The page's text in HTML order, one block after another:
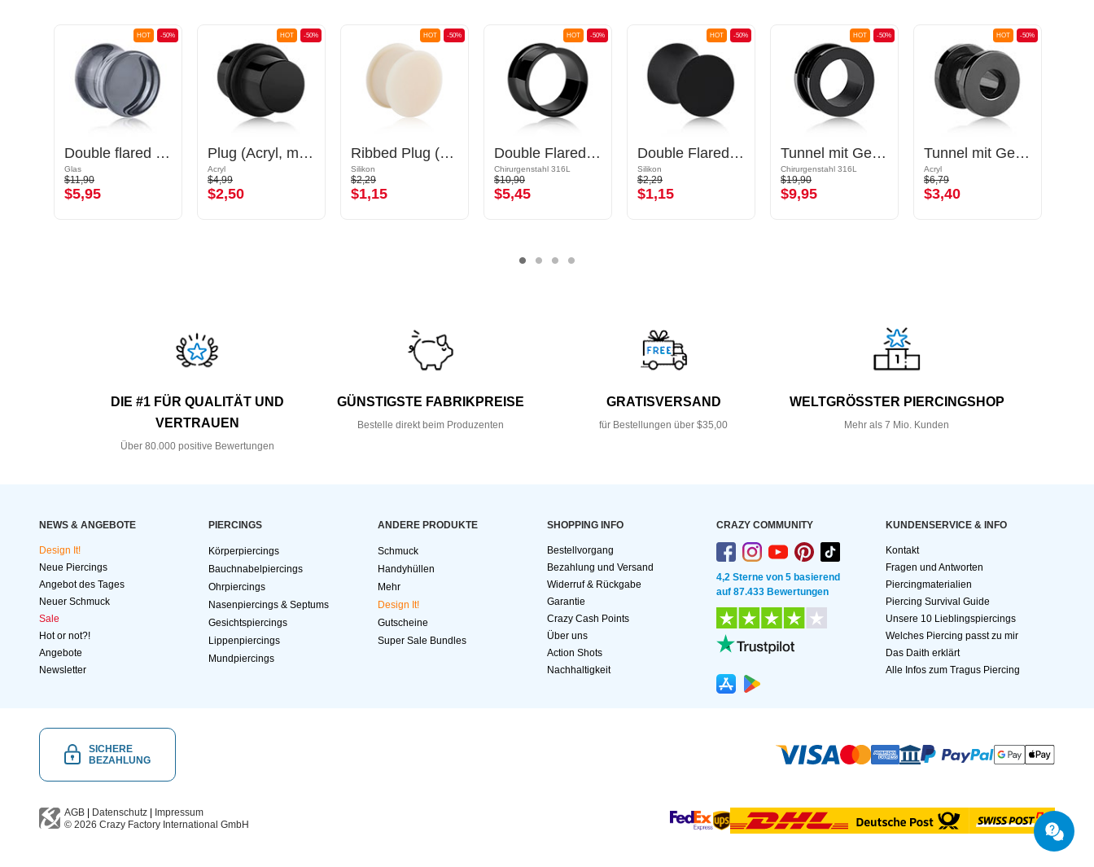
-50%
HOT
Double flared plug (Glas, mehrere Farben)
Glas
$11,90
$5,95
-50%
HOT
Plug (Acryl, mehrere Farben) mit O-Ringen
Acryl
$4,99
$2,50
-50%
HOT
Ribbed Plug (Silikon)
Silikon
$2,29
$1,15
-50%
HOT
Double Flared Tunnel (Chirurgenstahl, schwarz, glänzend)
Chirurgenstahl 316L
$10,90
$5,45
-50%
HOT
Double Flared Plug (Silikon, mehrere Farben)
Silikon
$2,29
$1,15
-50%
HOT
Tunnel mit Gewinde (Chirurgenstahl, schwarz, glänzend)
Chirurgenstahl 316L
$19,90
$9,95
-50%
HOT
Tunnel mit Gewinde (Acryl, mehrere Farben)
Acryl
$6,79
$3,40
DIE #1 FÜR QUALITÄT UND
VERTRAUEN
Über 80.000 positive Bewertungen
GÜNSTIGSTE FABRIKPREISE
Bestelle direkt beim Produzenten
GRATISVERSAND
für Bestellungen über $35,00
WELTGRÖSSTER PIERCINGSHOP
Mehr als 7 Mio. Kunden
NEWS & ANGEBOTE
Design It!
Neue Piercings
Angebot des Tages
Neuer Schmuck
Sale
Hot or not?!
Angebote
Newsletter
PIERCINGS
Körperpiercings
Bauchnabelpiercings
Ohrpiercings
Nasenpiercings & Septums
Gesichtspiercings
Lippenpiercings
Mundpiercings
ANDERE PRODUKTE
Schmuck
Handyhüllen
Mehr
Design It!
Gutscheine
Super Sale Bundles
SHOPPING INFO
Bestellvorgang
Bezahlung und Versand
Widerruf & Rückgabe
Garantie
Crazy Cash Points
Über uns
Action Shots
Nachhaltigkeit
CRAZY COMMUNITY
4,2 Sterne von 5 basierend
auf 87.433 Bewertungen
KUNDEN­SERVICE & INFO
Kontakt
Fragen und Antworten
Piercingmaterialien
Piercing Survival Guide
Unsere 10 Lieblingspiercings
Welches Piercing passt zu mir
Das Daith erklärt
Alle Infos zum Tragus Piercing
SICHERE
BEZAHLUNG
AGB Datenschutz
Impressum
© 2026 Crazy Factory International GmbH